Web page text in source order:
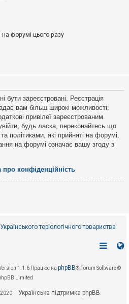
форумі цього разу
зареєстровані. Реєстрація
вам більш широкі можливості.
привілеї зареєстрованим
будь ласка, переконайтесь що
політиками, які прийняті на форумі.
на форумі означає вашу згоду з
про конфіденційність
теріологічного товариства
1.1.6 Працює на phpBB® Forum Software ©
Limited
Українська підтримка phpBB